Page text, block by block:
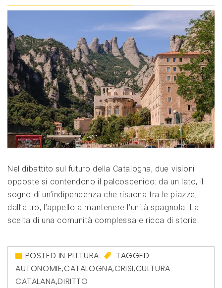
Nel dibattito sul futuro della Catalogna, due visioni
opposte si contendono il palcoscenico: da un lato, il
sogno di un’indipendenza che risuona tra le piazze,
dall’altro, l’appello a mantenere l’unità spagnola. La
scelta di una comunità complessa e ricca di storia.
POSTED IN PITTURA
TAGGED
AUTONOMIE,CATALOGNA,CRISI,CULTURA
CATALANA,DIRITTO